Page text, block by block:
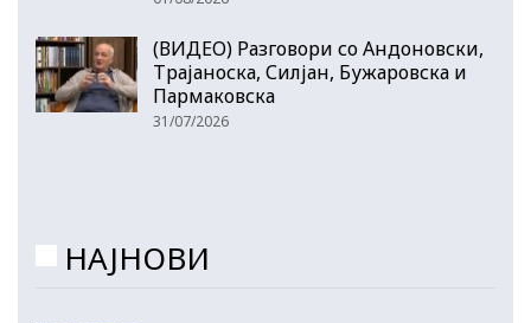
(ВИДЕО) Разговори со Андоновски,
Трајаноска, Силјан, Бужаровска и
Пармаковска
31/07/2026
НАЈНОВИ